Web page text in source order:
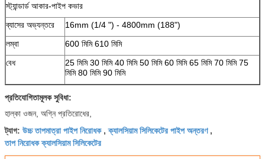
স্ট্যান্ডার্ড আকার-পাইপ কভার
ব্যাসের অভ্যন্তরে
16mm (1/4 ") - 4800mm (188")
লম্বা
600 মিমি 610 মিমি
বেধ
25 মিমি 30 মিমি 40 মিমি 50 মিমি 60 মিমি 65 মিমি 70 মিমি 75
মিমি 80 মিমি 90 মিমি
প্রতিযোগিতামূলক সুবিধা:
হাল্কা ওজন, অগ্নি প্রতিরোধের,
ট্যাগ: উচ্চ তাপমাত্রা পাইপ নিরোধক,ক্যালসিয়াম সিলিকেটের পাইপ অন্তরণ,
তাপ নিরোধক ক্যালসিয়াম সিলিকেটের